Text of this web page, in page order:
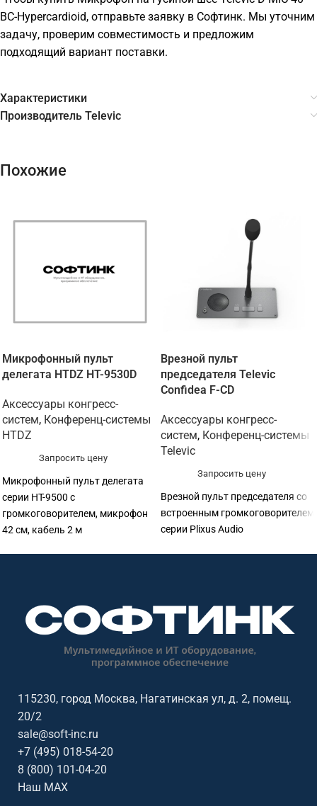
BC-Hypercardioid, отправьте заявку в Софтинк. Мы уточним
задачу, проверим совместимость и предложим
подходящий вариант поставки.
Характеристики
Производитель Televic
Похожие
Микрофонный пульт
делегата HTDZ HT-9530D
Аксессуары конгресс-
систем, Конференц-системы
HTDZ
Запросить цену
Микрофонный пульт делегата
серии HT-9500 с
громкоговорителем, микрофон
42 см, кабель 2 м
Врезной пульт
председателя Televic
Confidea F-CD
Аксессуары конгресс-
систем, Конференц-системы
Televic
Запросить цену
Врезной пульт председателя со
встроенным громкоговорителем
серии Plixus Audio
115230, город Москва, Нагатинская ул, д. 2, помещ.
20/2
sale@soft-inc.ru
+7 (495) 018-54-20
8 (800) 101-04-20
Наш MAX